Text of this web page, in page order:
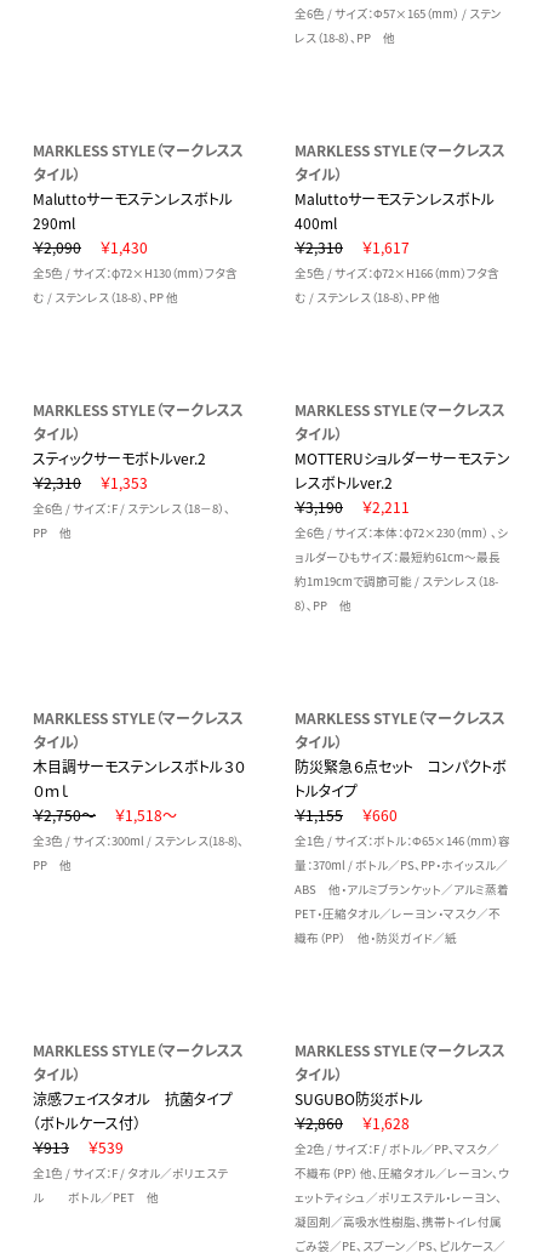
全6色 / サイズ：Φ57×165（mm） / ステン
レス（18-8）、PP 他
MARKLESS STYLE（マークレスス
タイル）
Maluttoサーモステンレスボトル
290ml
￥2,090
￥1,430
全5色 / サイズ：φ72×H130（mm）フタ含
む / ステンレス（18-8）、PP 他
MARKLESS STYLE（マークレスス
タイル）
Maluttoサーモステンレスボトル
400ml
￥2,310
￥1,617
全5色 / サイズ：φ72×H166（mm）フタ含
む / ステンレス（18-8）、PP 他
MARKLESS STYLE（マークレスス
タイル）
スティックサーモボトルver.2
￥2,310
￥1,353
全6色 / サイズ：F / ステンレス（18－8）、
PP 他
MARKLESS STYLE（マークレスス
タイル）
MOTTERUショルダーサーモステン
レスボトルver.2
￥3,190
￥2,211
全6色 / サイズ：本体：φ72×230（mm） 、シ
ョルダーひもサイズ：最短約61cm～最長
約1m19cmで調節可能 / ステンレス（18-
8）､PP 他
MARKLESS STYLE（マークレスス
タイル）
木目調サーモステンレスボトル３０
０ｍｌ
￥2,750～
￥1,518～
全3色 / サイズ：300ml / ステンレス(18-8)、
PP 他
MARKLESS STYLE（マークレスス
タイル）
防災緊急６点セット コンパクトボ
トルタイプ
￥1,155
￥660
全1色 / サイズ：ボトル：Φ65×146（mm）容
量：370ml / ボトル／PS、PP・ホイッスル／
ABS 他・アルミブランケット／アルミ蒸着
PET・圧縮タオル／レーヨン・マスク／不
織布（PP） 他・防災ガイド／紙
MARKLESS STYLE（マークレスス
タイル）
涼感フェイスタオル 抗菌タイプ
（ボトルケース付）
￥913
￥539
全1色 / サイズ：F / タオル／ポリエステ
ル ボトル／PET 他
MARKLESS STYLE（マークレスス
タイル）
SUGUBO防災ボトル
￥2,860
￥1,628
全2色 / サイズ：F / ボトル／PP、マスク／
不織布（PP） 他、圧縮タオル／レーヨン、ウ
ェットティシュ／ポリエステル・レーヨン、
凝固剤／高吸水性樹脂、携帯トイレ付属
ごみ袋／PE、スプーン／PS、ピルケース／